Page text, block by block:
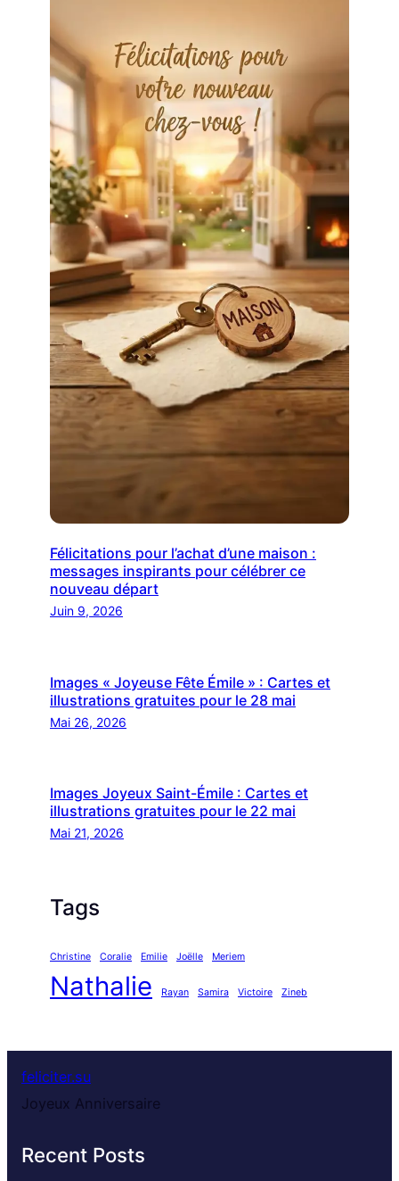
Félicitations pour l’achat d’une maison :
messages inspirants pour célébrer ce
nouveau départ
Juin 9, 2026
Images « Joyeuse Fête Émile » : Cartes et
illustrations gratuites pour le 28 mai
Mai 26, 2026
Images Joyeux Saint-Émile : Cartes et
illustrations gratuites pour le 22 mai
Mai 21, 2026
Tags
Christine Coralie Emilie Joëlle Meriem
Nathalie Rayan Samira Victoire Zineb
feliciter.su
Joyeux Anniversaire
Recent Posts